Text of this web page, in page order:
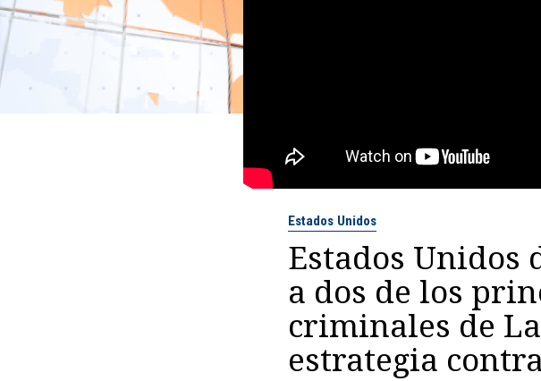
Estados Unidos
Estados Unidos
a dos de los
criminales de
estrategia